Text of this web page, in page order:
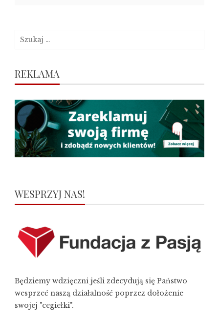
Szukaj:
REKLAMA
WESPRZYJ NAS!
Będziemy wdzięczni jeśli zdecydują się Państwo
wesprzeć naszą działalność poprzez dołożenie
swojej "cegiełki".